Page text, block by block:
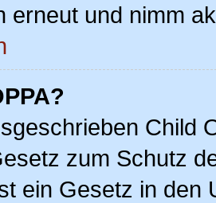
erneut und nimm
Child
zum Schutz
ein Gesetz in den